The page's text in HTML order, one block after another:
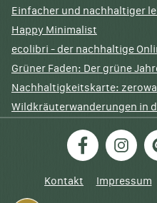
Einfacher und nachhaltiger
Happy Minimalist
ecolibri - der nachhaltige
Grüner Faden: Der grüne
Nachhaltigkeitskarte:
Wildkräuterwanderungen in
Facebook
Kontakt Impressum